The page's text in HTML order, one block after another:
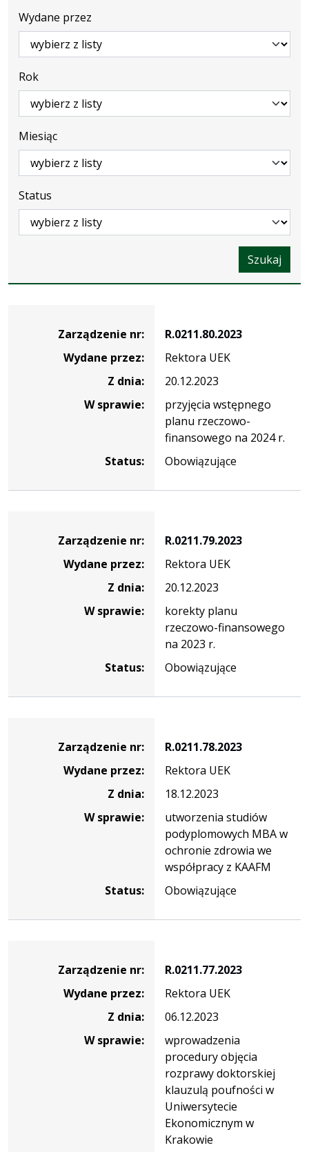
Wydane przez
Rok
Miesiąc
Status
Szukaj
Zarządzenie nr:
R.0211.80.2023
Wydane przez:
Rektora UEK
Z dnia:
20.12.2023
W sprawie:
przyjęcia wstępnego
planu rzeczowo-
finansowego na 2024 r.
Status:
Obowiązujące
Zarządzenie nr:
R.0211.79.2023
Wydane przez:
Rektora UEK
Z dnia:
20.12.2023
W sprawie:
korekty planu
rzeczowo-finansowego
na 2023 r.
Status:
Obowiązujące
Zarządzenie nr:
R.0211.78.2023
Wydane przez:
Rektora UEK
Z dnia:
18.12.2023
W sprawie:
utworzenia studiów
podyplomowych MBA w
ochronie zdrowia we
współpracy z KAAFM
Status:
Obowiązujące
Zarządzenie nr:
R.0211.77.2023
Wydane przez:
Rektora UEK
Z dnia:
06.12.2023
W sprawie:
wprowadzenia
procedury objęcia
rozprawy doktorskiej
klauzulą poufności w
Uniwersytecie
Ekonomicznym w
Krakowie